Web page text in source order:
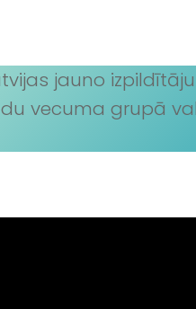
jauno
vecuma grupā